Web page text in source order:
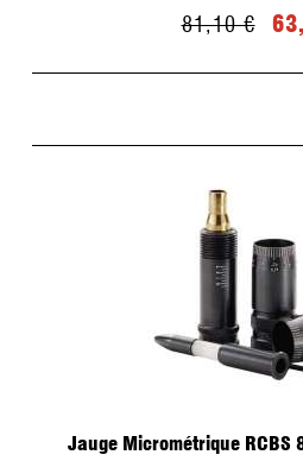
81,10 €
Jauge Micrométrique RCBS